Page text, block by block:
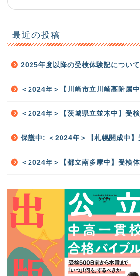
最近の投稿
2025年度以降の受検体験記について
＜2024年＞【川崎市立川崎高附属
＜2024年＞【茨城県立並木中】受
保護中: ＜2024年＞【札幌開成中】
＜2024年＞【都立南多摩中】受検